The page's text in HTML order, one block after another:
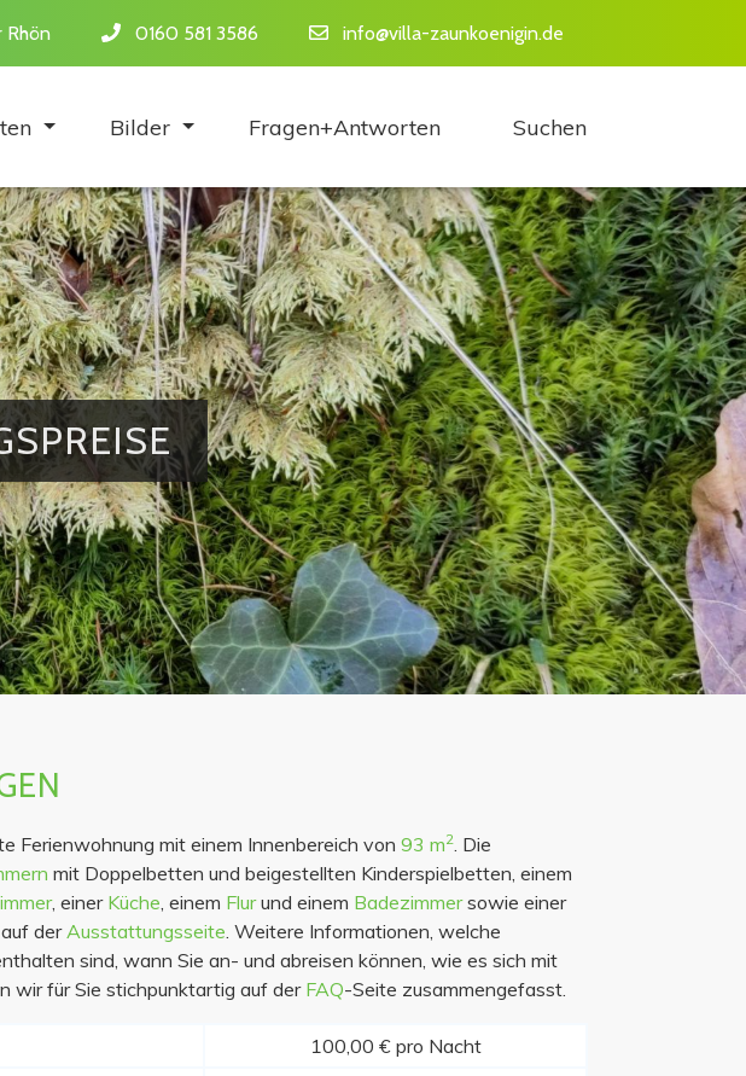
Rhön 0160 581 3586 info@villa-zaunkoenigin.de
Bilder Fragen+Antworten Suchen
Ferienwohnung mit einem Innenbereich von 93 m2. Die
mit Doppelbetten und beigestellten Kinderspielbetten, einem
, einer Küche, einem Flurund einem Badezimmersowie einer
derAusstattungsseite. Weitere Informationen, welche
sind, wann Sie an- und abreisen können, wie es sich mit
wir für Sie stichpunktartig auf der FAQ-Seite zusammengefasst.
100,00 € pro Nacht